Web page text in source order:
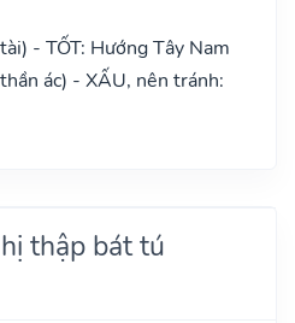
- TỐT: Hướng Tây Nam
ác) - XẤU, nên tránh:
thập bát tú